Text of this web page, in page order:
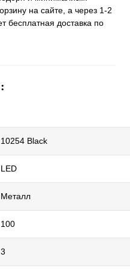
на сайте, а через 1-2
бесплатная доставка по
10254 Black
LED
Металл
100
3